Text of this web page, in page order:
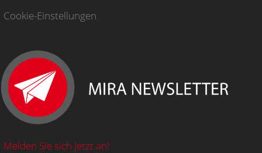
Cookie-Einstellungen
Melden Sie sich jetzt an!